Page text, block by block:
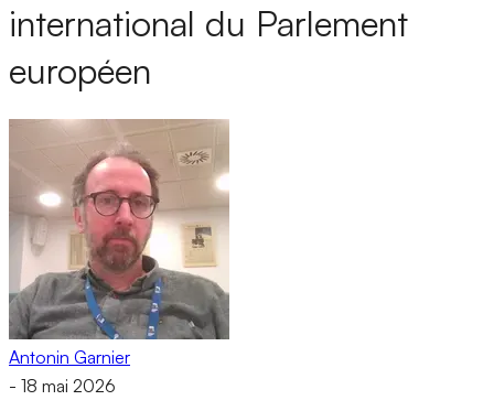
international du Parlement
européen
Antonin Garnier
- 18 mai 2026